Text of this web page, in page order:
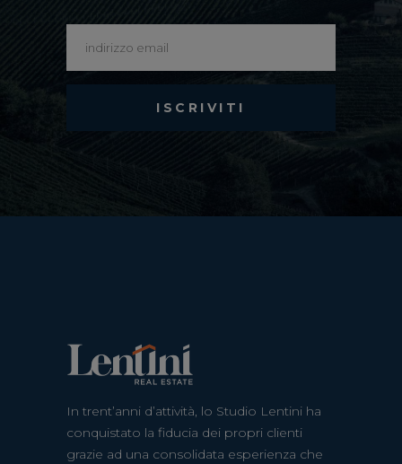
In trent’anni d’attività, lo Studio Lentini ha
conquistato la fiducia dei propri clienti
grazie ad una consolidata esperienza che